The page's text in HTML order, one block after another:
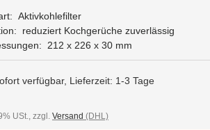
Aktivkohlefilter
reduziert Kochgerüche zuverlässig
212 x 226 x 30 mm
verfügbar, Lieferzeit: 1-3 Tage
USt., zzgl. Versand (DHL)